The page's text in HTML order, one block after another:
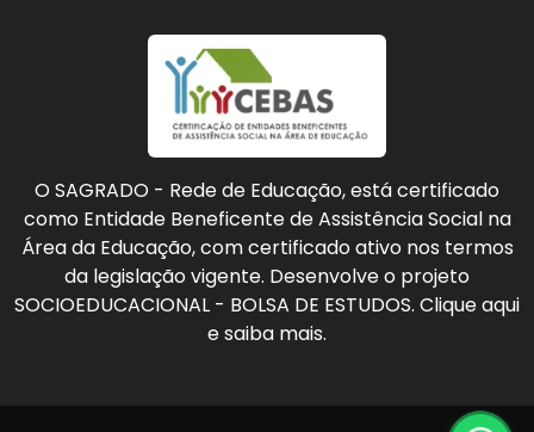
O SAGRADO - Rede de Educação, está certificado
como Entidade Beneficente de Assistência Social na
Área da Educação, com certificado ativo nos termos
da legislação vigente. Desenvolve o projeto
SOCIOEDUCACIONAL - BOLSA DE ESTUDOS. Clique aqui
e saiba mais.